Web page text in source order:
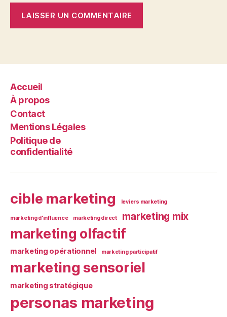
Accueil
À propos
Contact
Mentions Légales
Politique de
confidentialité
cible marketing leviers marketing
marketing d'influence marketing direct marketing mix
marketing olfactif
marketing opérationnel marketing participatif
marketing sensoriel
marketing stratégique
personas marketing